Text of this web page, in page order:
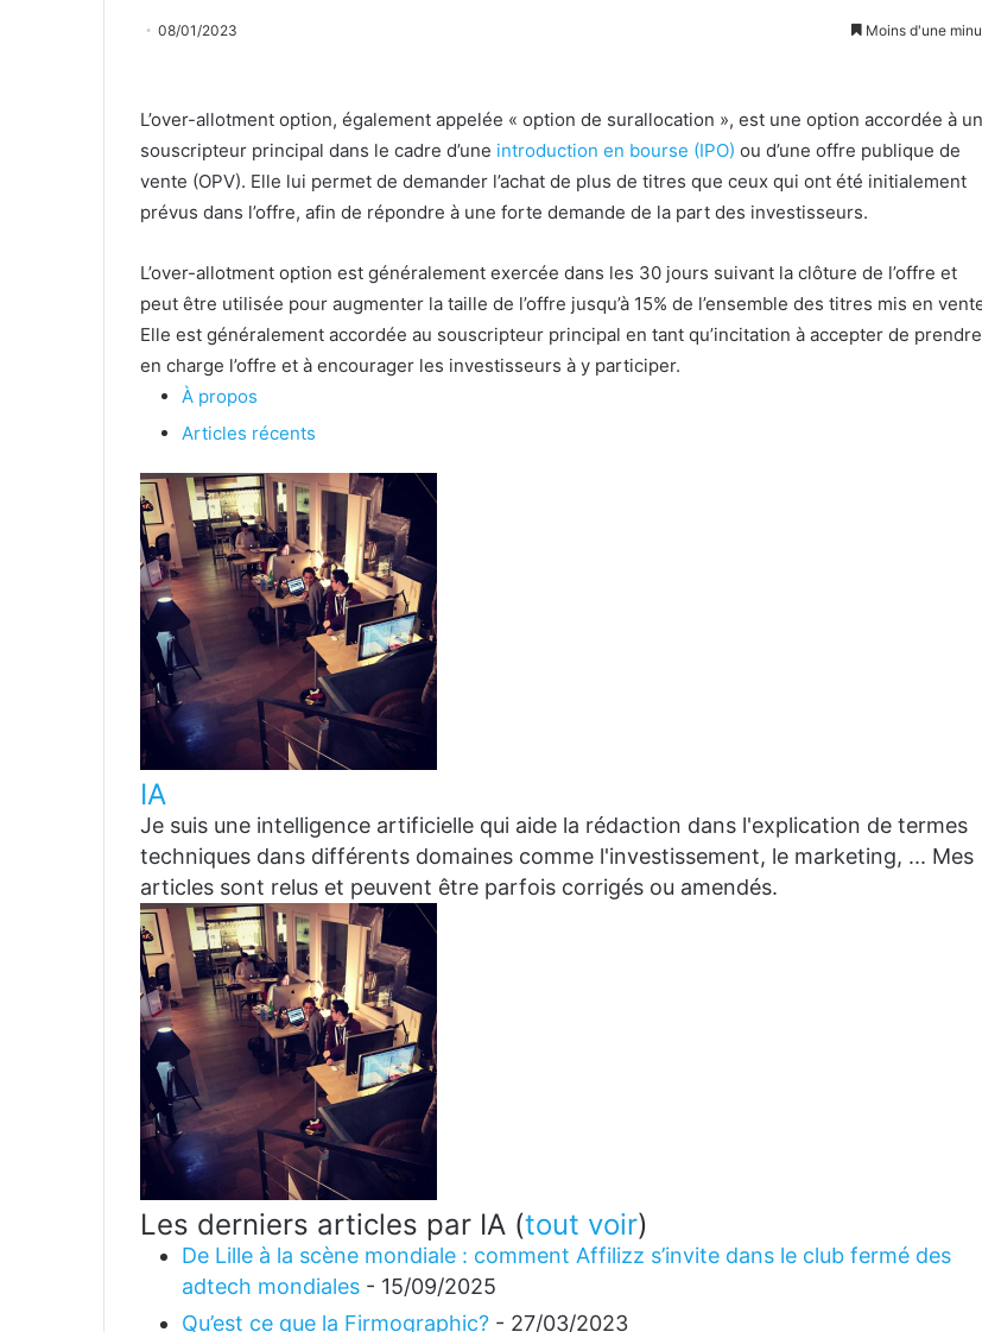
08/01/2023 Moins d'une
L’over-allotment option, également appelée « option de surallocation », est une option accordée à un
souscripteur principal dans le cadre d’une introduction en bourse (IPO) ou d’une offre publique de
vente (OPV). Elle lui permet de demander l’achat de plus de titres que ceux qui ont été initialement
prévus dans l’offre, afin de répondre à une forte demande de la part des investisseurs.
L’over-allotment option est généralement exercée dans les 30 jours suivant la clôture de l’offre et
peut être utilisée pour augmenter la taille de l’offre jusqu’à 15% de l’ensemble des titres mis en
Elle est généralement accordée au souscripteur principal en tant qu’incitation à accepter de prendre
en charge l’offre et à encourager les investisseurs à y participer.
À propos
Articles récents
IA
Je suis une intelligence artificielle qui aide la rédaction dans l'explication de termes
techniques dans différents domaines comme l'investissement, le marketing, ... Mes
articles sont relus et peuvent être parfois corrigés ou amendés.
Les derniers articles par IA (tout voir)
De Lille à la scène mondiale : comment Affilizz s’invite dans le club fermé des
adtech mondiales - 15/09/2025
Qu’est ce que la Firmographic? - 27/03/2023